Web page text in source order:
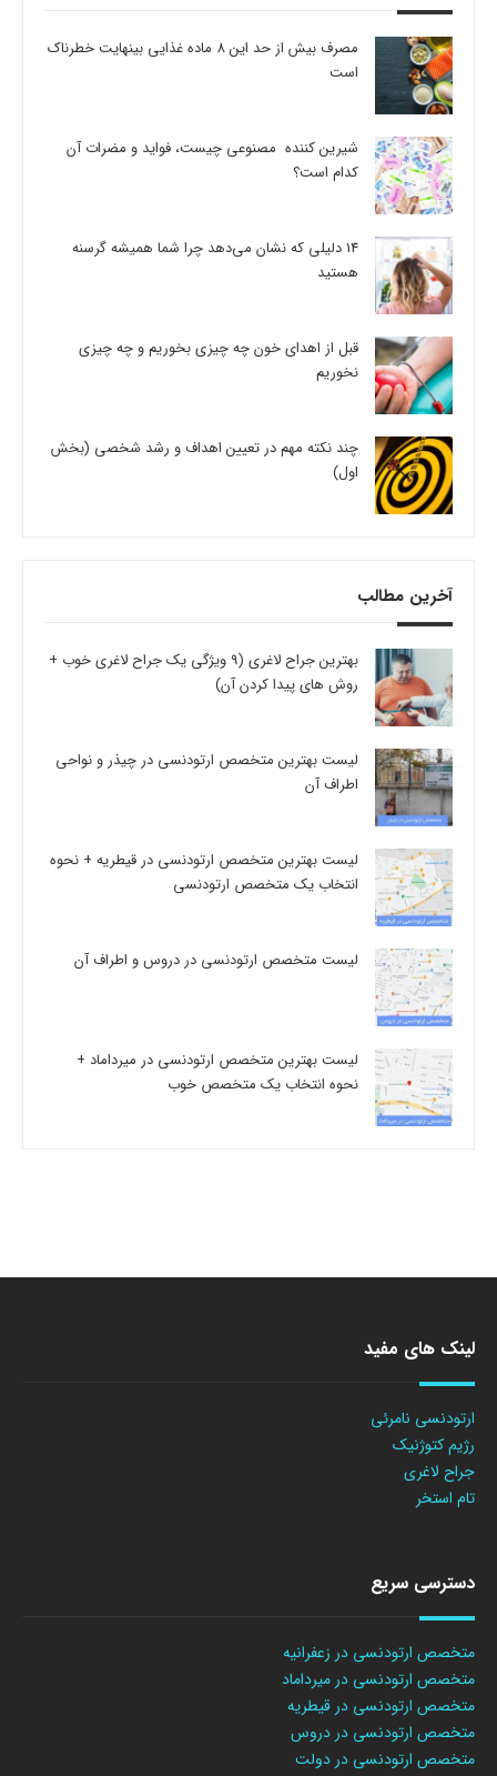
مصرف بیش از حد این 8 ماده غذایی بینهایت خطرناک
است
شیرین کننده مصنوعی چیست، فواید و مضرات آن
کدام است؟
14 دلیلی که نشان می‌دهد چرا شما همیشه گرسنه
هستید
قبل از اهدای خون چه چیزی بخوریم و چه چیزی
نخوریم
چند نکته مهم در تعیین اهداف و رشد شخصی (بخش
اول)
آخرین مطالب
بهترین جراح لاغری (9 ویژگی یک جراح لاغری خوب +
روش های پیدا کردن آن)
لیست بهترین متخصص ارتودنسی در چیذر و نواحی
اطراف آن
لیست بهترین متخصص ارتودنسی در قیطریه + نحوه
انتخاب یک متخصص ارتودنسی
لیست متخصص ارتودنسی در دروس و اطراف آن
لیست بهترین متخصص ارتودنسی در میرداماد +
نحوه انتخاب یک متخصص خوب
لینک های مفید
ارتودنسی نامرئی
رژیم کتوژنیک
جراح لاغری
تام استخر
دسترسی سریع
متخصص ارتودنسی در زعفرانیه
متخصص ارتودنسی در میرداماد
متخصص ارتودنسی در قیطریه
متخصص ارتودنسی در دروس
متخصص ارتودنسی در دولت